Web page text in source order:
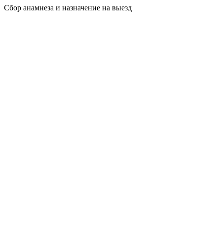
Сбор анамнеза и назначение на выезд